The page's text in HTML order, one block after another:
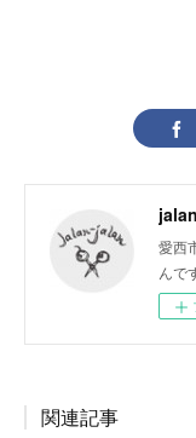
愛西
んで
関連記事